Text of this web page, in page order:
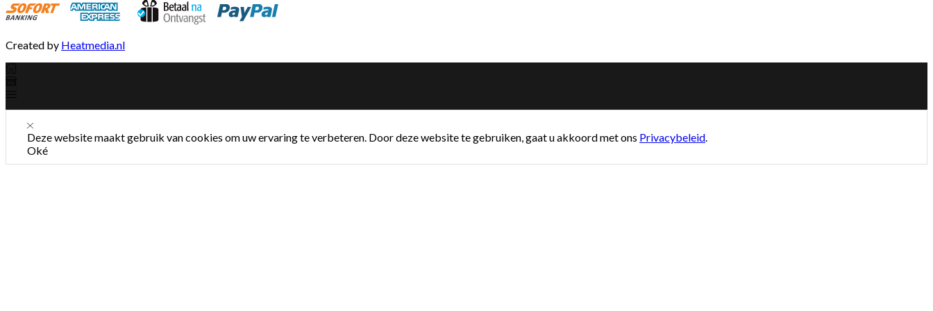
Created by Heatmedia.nl
Deze website maakt gebruik van cookies om uw ervaring te verbeteren. Door deze website te gebruiken, gaat u akkoord met ons Privacybeleid.
Oké